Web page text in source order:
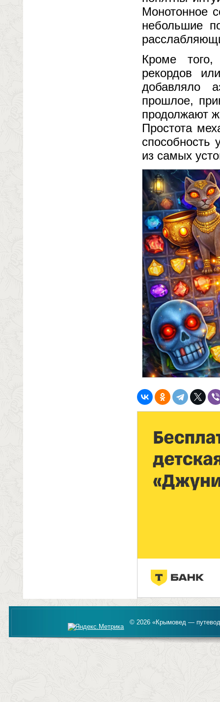
Монотонное
небольшие
Кроме того,
рекордов
добавляло
прошлое,
продолжают
Простота
способность
из самых
© 2026 «Крымовед —